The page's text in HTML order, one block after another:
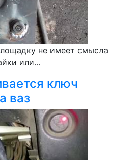
не имеет смысла
или...
ключ
ваз